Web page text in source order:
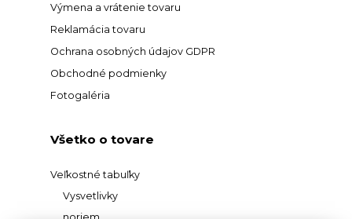
Výmena a vrátenie tovaru
Reklamácia tovaru
Ochrana osobných údajov GDPR
Obchodné podmienky
Fotogaléria
Všetko o tovare
Veľkostné tabuľky
Vysvetlivky